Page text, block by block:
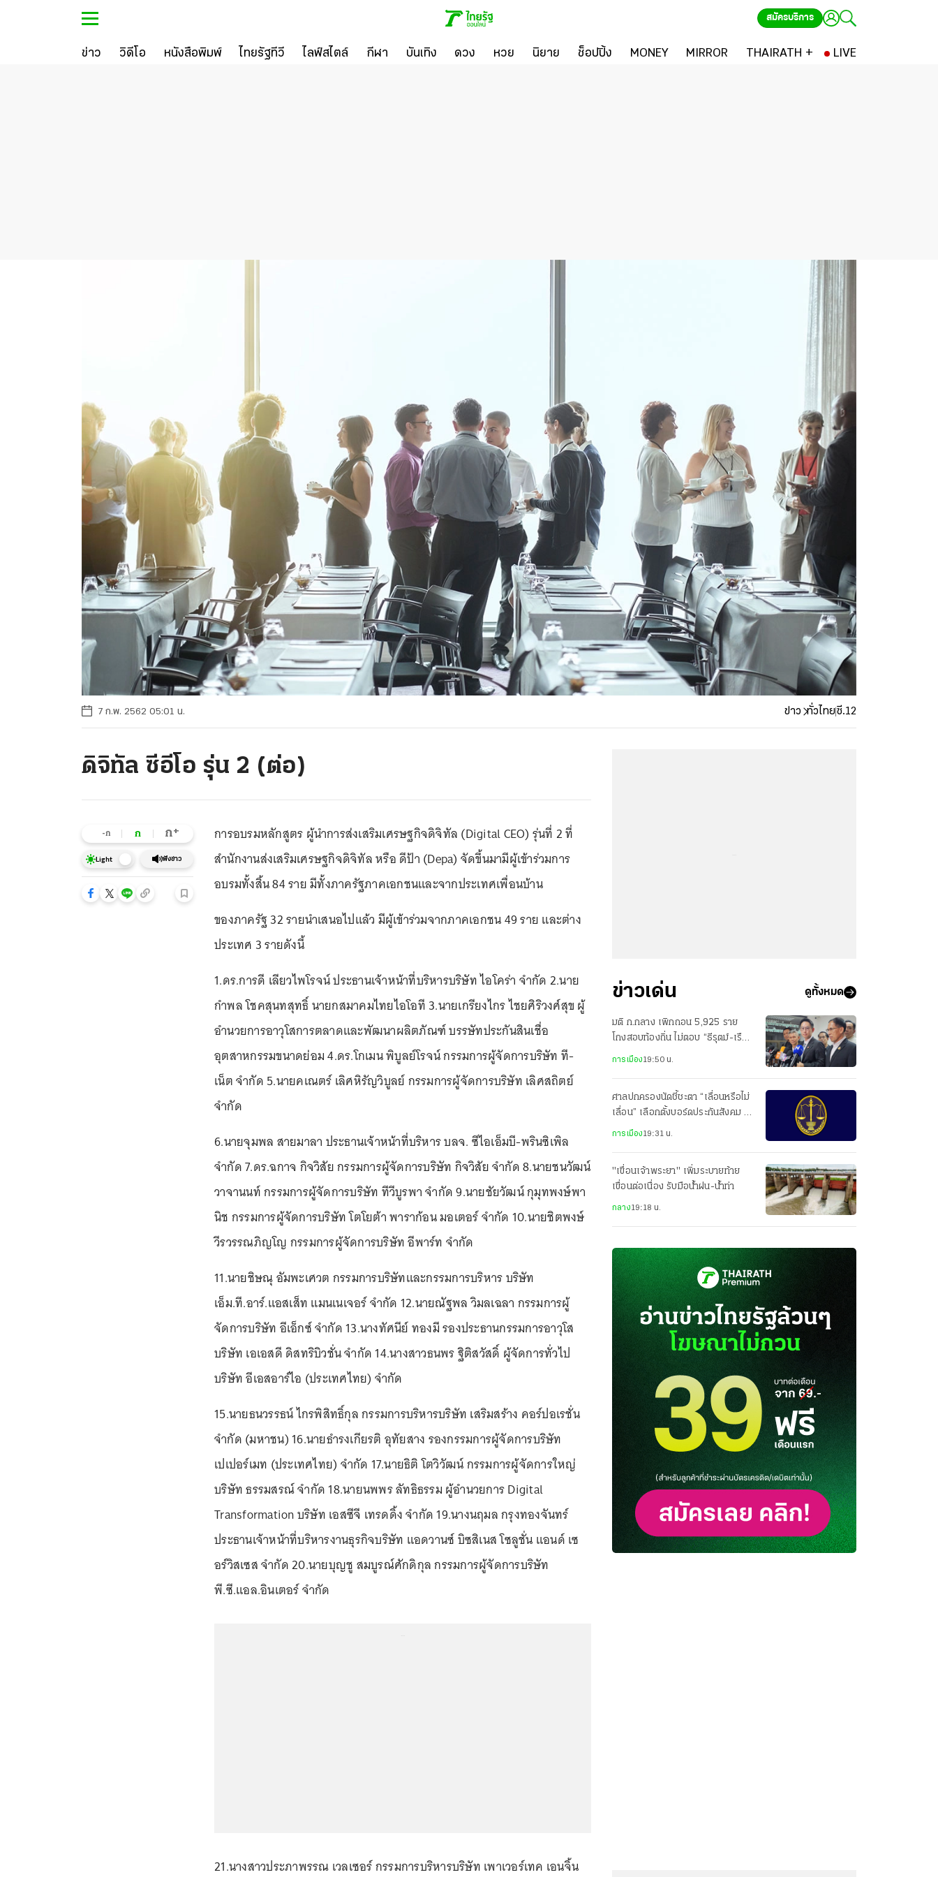
สมัครบริการ
ข่าว วิดีโอ หนังสือพิมพ์ ไทยรัฐทีวี ไลฟ์สไตล์ กีฬา บันเทิง ดวง หวย นิยาย ช็อปปิ้ง MONEY MIRROR THAIRATH + LIVE
7 ก.พ. 2562 05:01 น. ข่าว ทั่วไทยซี.12
ดิจิทัล ซีอีโอ รุ่น 2 (ต่อ)
-ก ก ก+
Light ฟังข่าว
การอบรมหลักสูตร ผู้นำการส่งเสริมเศรษฐกิจดิจิทัล (Digital CEO) รุ่นที่ 2 ที่
สำนักงานส่งเสริมเศรษฐกิจดิจิทัล หรือ ดีป้า (Depa) จัดขึ้นมามีผู้เข้าร่วมการ
อบรมทั้งสิ้น 84 ราย มีทั้งภาครัฐภาคเอกชนและจากประเทศเพื่อนบ้าน
ของภาครัฐ 32 รายนำเสนอไปแล้ว มีผู้เข้าร่วมจากภาคเอกชน 49 ราย และต่าง
ประเทศ 3 รายดังนี้
1.ดร.การดี เลียวไพโรจน์ ประธานเจ้าหน้าที่บริหารบริษัท ไอโคร่า จำกัด 2.นาย
กำพล โชคสุนทสุทธิ์ นายกสมาคมไทยไอโอที 3.นายเกรียงไกร ไชยศิริวงศ์สุข ผู้
อำนวยการอาวุโสการตลาดและพัฒนาผลิตภัณฑ์ บรรษัทประกันสินเชื่อ
อุตสาหกรรมขนาดย่อม 4.ดร.โกเมน พิบูลย์โรจน์ กรรมการผู้จัดการบริษัท ที-
เน็ต จำกัด 5.นายคเณตร์ เลิศหิรัญวิบูลย์ กรรมการผู้จัดการบริษัท เลิศสถิตย์
จำกัด
6.นายจุมพล สายมาลา ประธานเจ้าหน้าที่บริหาร บลจ. ซีไอเอ็มบี-พรินซิเพิล
จำกัด 7.ดร.ฉกาจ กิจวิสัย กรรมการผู้จัดการบริษัท กิจวิสัย จำกัด 8.นายชนวัฒน์
วาจานนท์ กรรมการผู้จัดการบริษัท ทีวีบูรพา จำกัด 9.นายชัยวัฒน์ กุมุทพงษ์พา
นิช กรรมการผู้จัดการบริษัท โตโยต้า พาราก้อน มอเตอร์ จำกัด 10.นายชิตพงษ์
วีรวรรณภิญโญ กรรมการผู้จัดการบริษัท อีพาร์ท จำกัด
11.นายชิษณุ อัมพะเศวต กรรมการบริษัทและกรรมการบริหาร บริษัท
เอ็ม.ที.อาร์.แอสเส็ท แมนเนเจอร์ จำกัด 12.นายณัฐพล วิมลเฉลา กรรมการผู้
จัดการบริษัท อีเอ็กซ์ จำกัด 13.นางทัศนีย์ ทองมี รองประธานกรรมการอาวุโส
บริษัท เอเอสดี ดิสทริบิวชั่น จำกัด 14.นางสาวธนพร ฐิติสวัสดิ์ ผู้จัดการทั่วไป
บริษัท อีเอสอาร์ไอ (ประเทศไทย) จำกัด
15.นายธนวรรธน์ ไกรพิสิทธิ์กุล กรรมการบริหารบริษัท เสริมสร้าง คอร์ปอเรชั่น
จำกัด (มหาชน) 16.นายธำรงเกียรติ อุทัยสาง รองกรรมการผู้จัดการบริษัท
เปเปอร์เมท (ประเทศไทย) จำกัด 17.นายธิติ โตวิวัฒน์ กรรมการผู้จัดการใหญ่
บริษัท ธรรมสรณ์ จำกัด 18.นายนพพร ลัทธิธรรม ผู้อำนวยการ Digital
Transformation บริษัท เอสซีจี เทรดดิ้ง จำกัด 19.นางนฤมล กรุงทองจันทร์
ประธานเจ้าหน้าที่บริหารงานธุรกิจบริษัท แอดวานซ์ บิซสิเนส โซลูชั่น แอนด์ เซ
อร์วิสเซส จำกัด 20.นายบุญชู สมบูรณ์ศักดิกุล กรรมการผู้จัดการบริษัท
พี.ซี.แอล.อินเตอร์ จำกัด
21.นางสาวประภาพรรณ เวลเซอร์ กรรมการบริหารบริษัท เพาเวอร์เทค เอนจิ้น
ข่าวเด่น ดูทั้งหมด
มติ ก.กลาง เพิกถอน 5,925 ราย
โกงสอบท้องถิ่น ไม่ตอบ “ธีรุตม์-เรือง
เดช” รับจบ
การเมือง19:50 น.
ศาลปกครองนัดชี้ชะตา “เลื่อนหรือไม่
เลื่อน” เลือกตั้งบอร์ดประกันสังคม 11
สิงหาคมนี้
การเมือง19:31 น.
"เขื่อนเจ้าพระยา" เพิ่มระบายท้าย
เขื่อนต่อเนื่อง รับมือน้ำฝน-น้ำท่า
กลาง19:18 น.